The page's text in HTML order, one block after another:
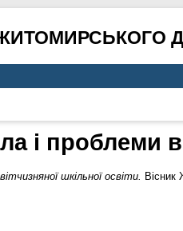
і проблеми
шкільної освіти. Вісник